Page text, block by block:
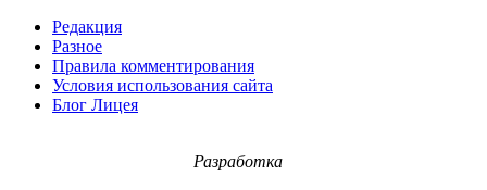
Редакция
Разное
Правила комментирования
Условия использования сайта
Блог Лицея
Разработка